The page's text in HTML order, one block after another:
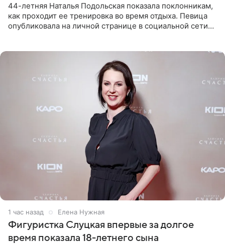
44-летняя Наталья Подольская показала поклонникам,
как проходит ее тренировка во время отдыха. Певица
опубликовала на личной странице в социальной сети
1 час назад Елена Нужная
Фигуристка Слуцкая впервые за долгое
время показала 18-летнего сына